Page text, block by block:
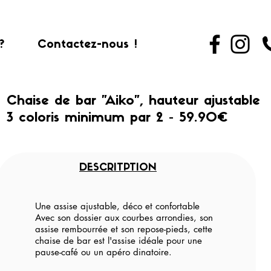
Contactez-nous !
Chaise de bar "Aiko", hauteur ajustable
3 coloris minimum par 2 - 59.90€
DESCRITPTION
Une assise ajustable, déco et confortable
Avec son dossier aux courbes arrondies, son
assise rembourrée et son repose-pieds, cette
chaise de bar est l'assise idéale pour une
pause-café ou un apéro dinatoire.